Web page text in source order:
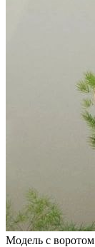
Модель с воротом